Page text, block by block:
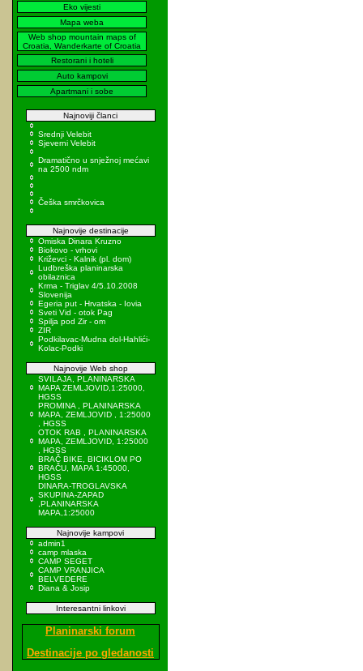
Eko vijesti
Mapa weba
Web shop mountain maps of
Croatia, Wanderkarte of Croatia
Restorani i hoteli
Auto kampovi
Apartmani i sobe
Najnoviji članci
Srednji Velebit
Sjeverni Velebit
Dramatično u snježnoj mećavi
na 2500 ndm
Češka smrčkovica
Najnovije destinacije
Omiska Dinara Kruzno
Biokovo - vrhovi
Križevci - Kalnik (pl. dom)
Ludbreška planinarska
obilaznica
Krma - Triglav 4/5.10.2008
Slovenija
Egeria put - Hrvatska - Iovia
Sveti Vid - otok Pag
Spilja pod Zir - om
ZIR
Podkilavac-Mudna dol-Hahlići-
Kolac-Podki
Najnovije Web shop
SVILAJA, PLANINARSKA
MAPA ZEMLJOVID,1:25000,
HGSS
PROMINA , PLANINARSKA
MAPA, ZEMLJOVID , 1:25000
, HGSS
OTOK RAB , PLANINARSKA
MAPA, ZEMLJOVID, 1:25000
, HGSS
BRAČ BIKE, BICIKLOM PO
BRAČU, MAPA 1:45000,
HGSS
DINARA-TROGLAVSKA
SKUPINA-ZAPAD
,PLANINARSKA
MAPA,1:25000
Najnovije kampovi
admin1
camp mlaska
CAMP SEGET
CAMP VRANJICA
BELVEDERE
Diana & Josip
Interesantni linkovi
Planinarski forum
Destinacije po gledanosti